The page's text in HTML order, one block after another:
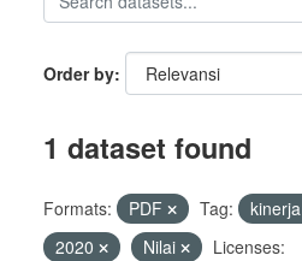
Order by
1 dataset found
Formats: PDF Tag: kinerja
2020
Nilai
Licenses: